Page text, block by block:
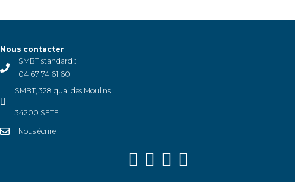
Nous contacter
SMBT standard :
04 67 74 61 60
SMBT, 328 quai des Moulins
34200 SETE
Nous écrire